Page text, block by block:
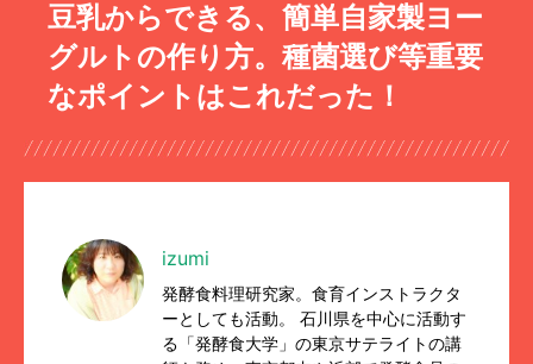
豆乳からできる、簡単自家製ヨー
グルトの作り方。種菌選び等重要
なポイントはこれだった！
izumi
発酵食料理研究家。食育インストラクタ
ーとしても活動。 石川県を中心に活動す
る「発酵食大学」の東京サテライトの講